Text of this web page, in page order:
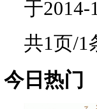
于2014-
共1页/1
今日热门